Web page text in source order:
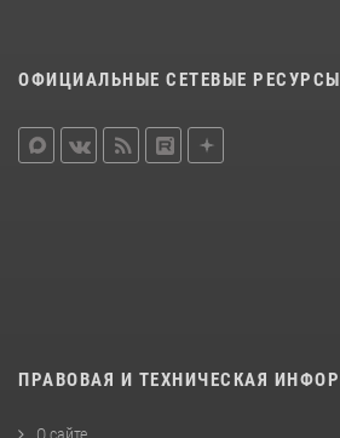
ОФИЦИАЛЬНЫЕ СЕТЕВЫЕ РЕСУРСЫ
ПРАВОВАЯ И ТЕХНИЧЕСКАЯ